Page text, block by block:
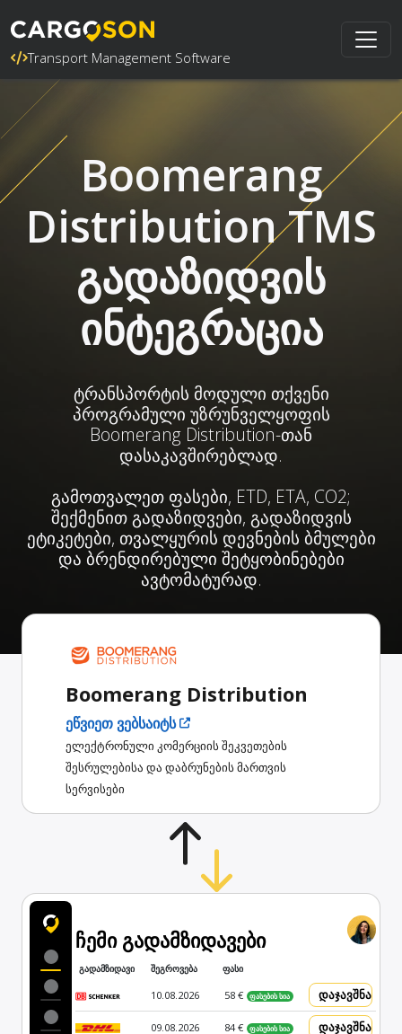
Transport Management Software
Boomerang
Distribution TMS
გადაზიდვის
ინტეგრაცია
ტრანსპორტის მოდული თქვენი
პროგრამული უზრუნველყოფის
Boomerang Distribution-თან
დასაკავშირებლად.
გამოთვალეთ ფასები, ETD, ETA, CO2;
შექმენით გადაზიდვები, გადაზიდვის
ეტიკეტები, თვალყურის დევნების ბმულები
და ბრენდირებული შეტყობინებები
ავტომატურად.
Boomerang Distribution
ეწვიეთ ვებსაიტს
ელექტრონული კომერციის შეკვეთების
შესრულებისა და დაბრუნების მართვის
სერვისები
ჩემი გადამზიდავები
გადამზიდავი შეგროვება ფასი
10.08.2026 58 € ფასების სია დაჯავშნა
09.08.2026 84 € ფასების სია დაჯავშნა